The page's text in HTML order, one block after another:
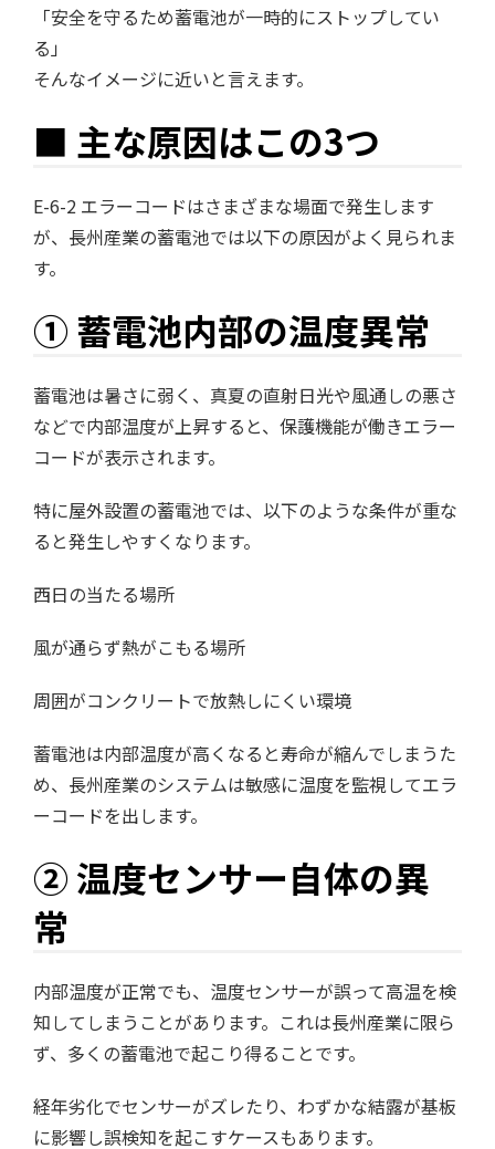
「安全を守るため蓄電池が一時的にストップしてい
る」
そんなイメージに近いと言えます。
■ 主な原因はこの3つ
E-6-2 エラーコードはさまざまな場面で発生します
が、長州産業の蓄電池では以下の原因がよく見られま
す。
① 蓄電池内部の温度異常
蓄電池は暑さに弱く、真夏の直射日光や風通しの悪さ
などで内部温度が上昇すると、保護機能が働きエラー
コードが表示されます。
特に屋外設置の蓄電池では、以下のような条件が重な
ると発生しやすくなります。
西日の当たる場所
風が通らず熱がこもる場所
周囲がコンクリートで放熱しにくい環境
蓄電池は内部温度が高くなると寿命が縮んでしまうた
め、長州産業のシステムは敏感に温度を監視してエラ
ーコードを出します。
② 温度センサー自体の異
常
内部温度が正常でも、温度センサーが誤って高温を検
知してしまうことがあります。これは長州産業に限ら
ず、多くの蓄電池で起こり得ることです。
経年劣化でセンサーがズレたり、わずかな結露が基板
に影響し誤検知を起こすケースもあります。